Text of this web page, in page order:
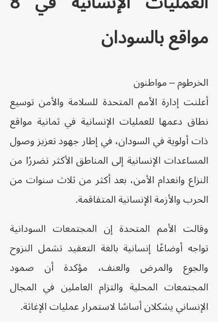
مواقع بالسودان
الخرطوم – مواطنون
أعلنت إدارة الأمم المتحدة للسلامة والأمن توسيع
نطاق دعمها للعمليات الإنسانية في ثمانية مواقع
ذات أولوية في السودان، في إطار جهود تعزيز وصول
المساعدات الإنسانية إلى المناطق الأكثر تضررًا من
النزاع وانعدام الأمن، بعد أكثر من ثلاث سنوات من
الحرب والأزمة الإنسانية المتفاقمة.
وقالت الأمم المتحدة إن المجتمعات السودانية
تواجه أوضاعًا إنسانية بالغة التعقيد تشمل النزوح
والجوع والمرض والعنف، مؤكدة أن صمود
المجتمعات المحلية والتزام العاملين في المجال
الإنساني يشكلان أساسًا لاستمرار عمليات الإغاثة.